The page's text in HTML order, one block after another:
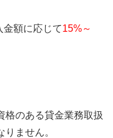
額に応じて15%～
格のある貸金業務取扱
ません。